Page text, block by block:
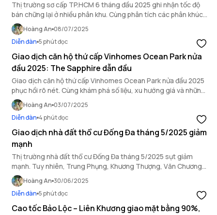
Thị trường sơ cấp TP.HCM 6 tháng đầu 2025 ghi nhận tốc độ
bán chững lại ở nhiều phân khu. Cùng phân tích các phân khúc
nổi bật và dự báo triển vọng cuối năm.
Hoàng An 08/07/2025
Diễn đàn 5 phút đọc
Giao dịch căn hộ thứ cấp Vinhomes Ocean Park nửa
đầu 2025: The Sapphire dẫn đầu
Giao dịch căn hộ thứ cấp Vinhomes Ocean Park nửa đầu 2025
phục hồi rõ nét. Cùng khám phá số liệu, xu hướng giá và những
tòa đang hút khách nhất trên thị trường.
Hoàng An 03/07/2025
Diễn đàn 4 phút đọc
Giao dịch nhà đất thổ cư Đống Đa tháng 5/2025 giảm
mạnh
Thị trường nhà đất thổ cư Đống Đa tháng 5/2025 sụt giảm
mạnh. Tuy nhiên, Trung Phụng, Khương Thượng, Văn Chương
vẫn ghi nhận tích cực cho nhà đầu tư dài hạn.
Hoàng An 30/06/2025
Diễn đàn 5 phút đọc
Cao tốc Bảo Lộc – Liên Khương giao mặt bằng 90%,